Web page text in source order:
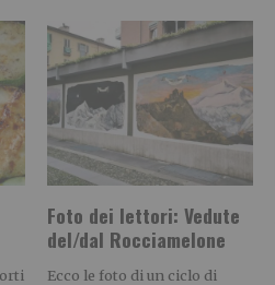
Foto dei lettori: Vedute
del/dal Rocciamelone
Ecco le foto di un ciclo di